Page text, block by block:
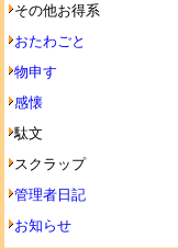
その他お得系
おたわごと
物申す
感懐
駄文
スクラップ
管理者日記
お知らせ